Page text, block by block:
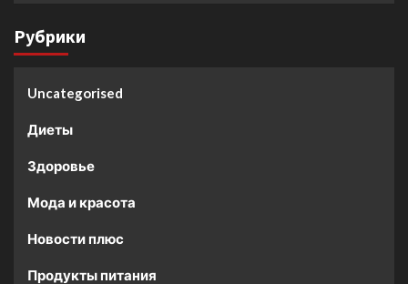
Рубрики
Uncategorised
Диеты
Здоровье
Мода и красота
Новости плюс
Продукты питания